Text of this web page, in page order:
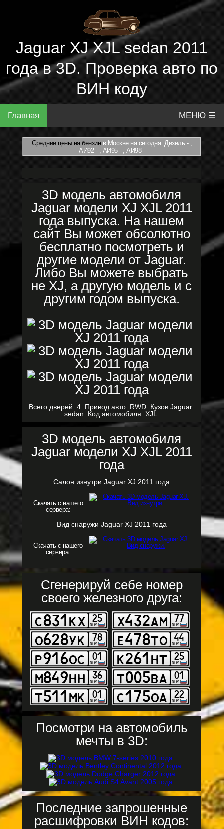
Jaguar XJ XJL sedan 2011
года в 3D. Проверка авто по
ВИН коду
Главная МЕНЮ ☰
Средние цены на бензинв Москве на сегодня: Дизель - ,
АИ92 - , АИ95 - , АИ98 -
3D модель автомобиля
Jaguar модели XJ XJL 2011
года выпуска. На нашем
сайт Вы может обсолютно
бесплатно посмотреть и
другие модели от Jaguar.
Либо Вы можете выбрать
не XJ, а другую модель и с
другим годом выпуска.
Всего дверей: 4. Привод авто: RWD. Кузов Jaguar:
sedan. Код автомобиля: XJL.
3D модель автомобиля
Jaguar модели XJ XJL 2011
года
Салон изнутри Jaguar XJ 2011 года
Скачать с нашего
сервера:
Вид снаружи Jaguar XJ 2011 года
Скачать с нашего
сервера:
Сгенерируй себе номер
своего железного друга:
Посмотри на автомобиль
мечты в 3D:
Последние запрошенные
расшифровки ВИН кодов: